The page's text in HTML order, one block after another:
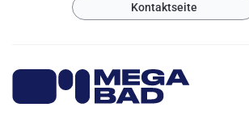
Kontaktseite